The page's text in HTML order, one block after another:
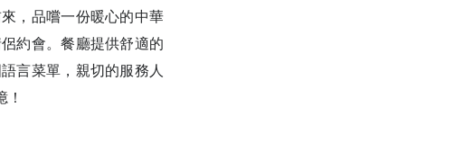
，品嚐一份暖心的中華
約會。餐廳提供舒適的
言菜單，親切的服務人